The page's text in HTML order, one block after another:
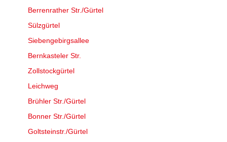
Berrenrather Str./Gürtel
Sülzgürtel
Siebengebirgsallee
Bernkasteler Str.
Zollstockgürtel
Leichweg
Brühler Str./Gürtel
Bonner Str./Gürtel
Goltsteinstr./Gürtel